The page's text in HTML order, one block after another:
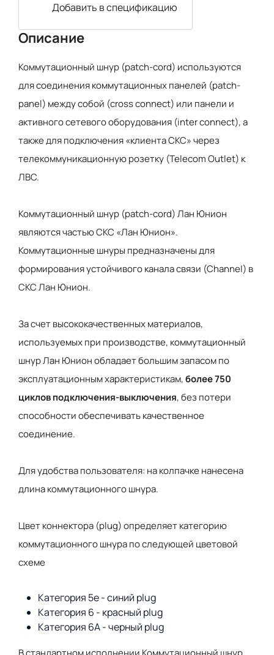
Добавить в спецификацию
Описание
Коммутационный шнур (patch-cord) используются
для соединения коммутационных панелей (patch-
panel) между собой (cross соnnect) или панели и
активного сетевого оборудования (inter connect), а
также для подключения «клиента СКС» через
телекоммуникационную розетку (Telecom Outlet) к
ЛВС.
Коммутационный шнур (patch-cord) Лан Юнион
являются частью СКС «Лан Юнион».
Коммутационные шнуры предназначены для
формирования устойчивого канала связи (Channel) в
СКС Лан Юнион.
За счет высококачественных материалов,
используемых при производстве, коммутационный
шнур Лан Юнион обладает большим запасом по
эксплуатационным характеристикам,более 750
циклов подключения-выключения, без потери
способности обеспечивать качественное
соединение.
Для удобства пользователя: на колпачке нанесена
длина коммутационного шнура.
Цвет коннектора (plug) определяет категорию
коммутационного шнура по следующей цветовой
схеме
Категория 5е - синий plug
Категория 6 - красный plug
Категория 6А - черный plug